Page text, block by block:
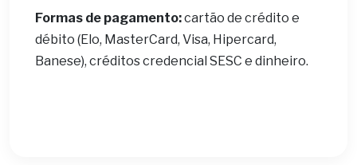
Formas de pagamento:cartão de crédito e
débito (Elo, MasterCard, Visa, Hipercard,
Banese), créditos credencial SESC e dinheiro.